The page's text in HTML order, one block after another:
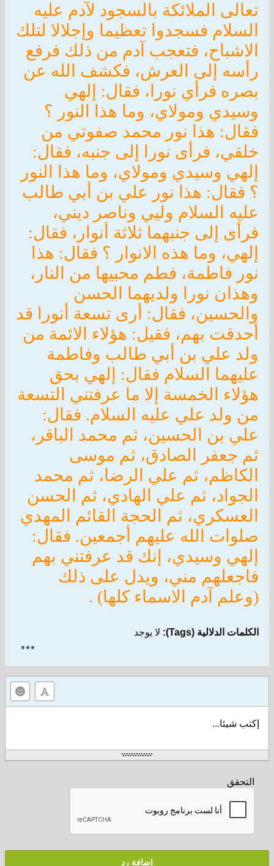
تعالى الملائكة بالسجود لآدم عليه
السلام فسجدوا تعظيما وإجلالا لتلك
الاشباح، فتعجب آدم من ذلك فرفع
رأسه إلى العرش، فكشف الله عن
بصره فرأي نورا، فقال: إلهي
وسيدي ومولاي، وما هذا النور ؟
فقال: هذا نور محمد صفوتي من
خلقي، فرأى نورا إلى جنبه، فقال:
إلهي وسيدي ومولاي، وما هذا النور
؟ فقال: هذا نور علي بن أبي طالب
عليه السلام وليي وناصر ديني،
فرأى إلى جنبهما ثلاثة أنوار، فقال:
إلهي، وما هذه الانوار ؟ فقال: هذا
نور فاطمة، فطم محبيها من النار،
وهذان نورا ولديهما الحسن
والحسين، فقال: أرى تسعة أنورا قد
أحدقت بهم، فقيل: هؤلاء الائمة من
ولد علي بن أبي طالب وفاطمة
عليهما السلام فقال: إلهي بحق
هؤلاء الخمسة إلا ما عرفتني التسعة
من ولد علي عليه السلام. فقال:
علي بن الحسين، ثم محمد الباقر،
ثم جعفر الصادق، ثم موسى
الكاظم، ثم علي الرضا، ثم محمد
الجواد، ثم علي الهادي، ثم الحسن
العسكري، ثم الحجة القائم المهدي
صلوات الله عليهم أجمعين. فقال:
إلهي وسيدي، إنك قد عرفتني بهم
فاجعلهم مني، ويدل على ذلك
(وعلم آدم الاسماء كلها) .
الكلمات الدلالية (Tags): لا يوجد
إكتب شيئا...
التحقق
إضافة رد